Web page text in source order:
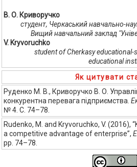
В. О. Криворучко
студент, Черкаський навчально-
Вищий навчальний заклад
V. Kryvoruchko
student of Cherkasy
educational
Як цитувати
Руденко М. В., Криворучко В. О.
конкурентна перевага підприємства.
№ 4. С. 74–78.
Rudenko, M. and Kryvoruchko, V. (2016),
a competitive advantage of enterprise”,
pp. 74–78.